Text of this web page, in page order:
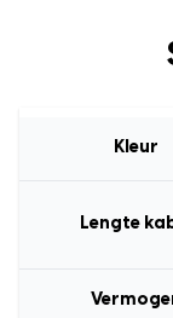
Kleur
Lengte